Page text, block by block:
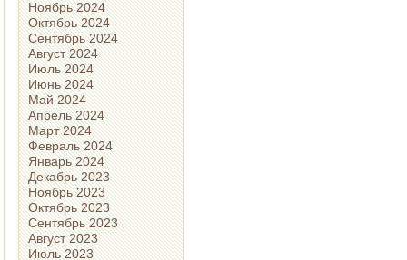
Ноябрь 2024
Октябрь 2024
Сентябрь 2024
Август 2024
Июль 2024
Июнь 2024
Май 2024
Апрель 2024
Март 2024
Февраль 2024
Январь 2024
Декабрь 2023
Ноябрь 2023
Октябрь 2023
Сентябрь 2023
Август 2023
Июль 2023